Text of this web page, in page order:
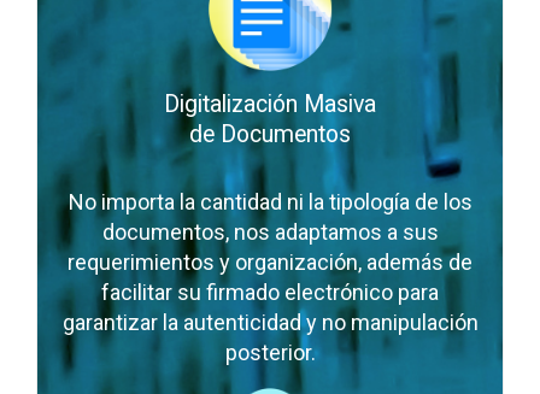
Digitalización Masiva
de Documentos
No importa la cantidad ni la tipología de los
documentos, nos adaptamos a sus
requerimientos y organización, además de
facilitar su firmado electrónico para
garantizar la autenticidad y no manipulación
posterior.